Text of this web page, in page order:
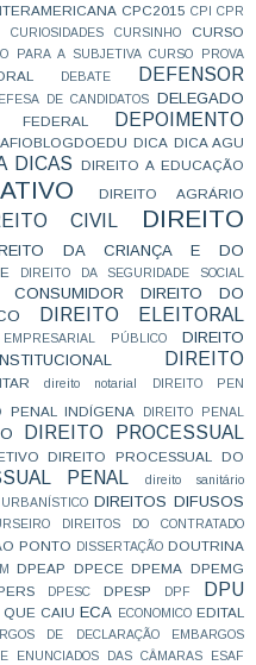
CPC2015 CPI CPR
CURIOSIDADES CURSINHO CURSO
PARA A SUBJETIVA
CURSO PROVA
DEBATE
DEFENSOR
DE CANDIDATOS
DELEGADO
FEDERAL DEPOIMENTO
DICA DICA AGU
DICAS DIREITO A EDUCAÇÃO
DIREITO AGRÁRIO
CIVIL
DIREITO
DA CRIANÇA E DO
DIREITO DA SEGURIDADE SOCIAL
DIREITO DO
DIREITO ELEITORAL
PÚBLICO
DIREITO
DIREITO
direito notarial DIREITO PEN
PENAL INDÍGENA
DIREITO PENAL
DIREITO PROCESSUAL
DIREITO PROCESSUAL DO
PENAL direito sanitário
DIREITOS DIFUSOS
DIREITOS DO CONTRATADO
PONTO DISSERTAÇÃO DOUTRINA
DPEAP DPECE DPEMA DPEMG
DPESC DPESP DPF DPU
CAIU ECA ECONOMICO EDITAL
DE DECLARAÇÃO
EMBARGOS
ENUNCIADOS DAS CÂMARAS
ESAF